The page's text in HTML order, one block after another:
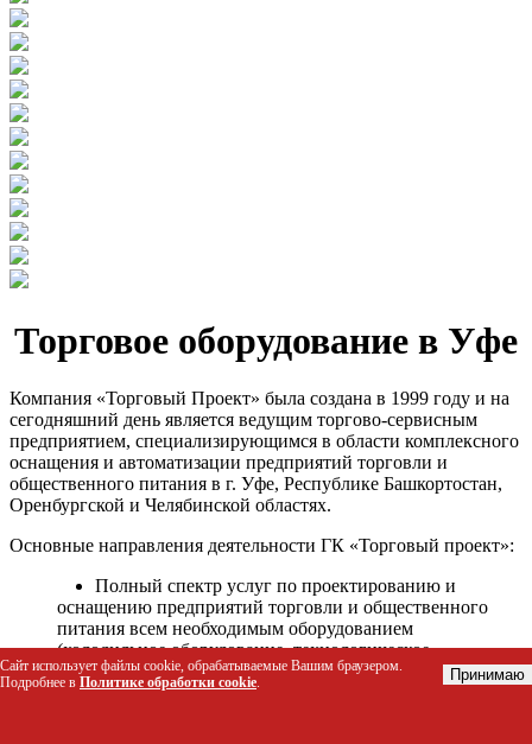
Торговое оборудование в Уфе
Компания «Торговый Проект» была создана в 1999 году и на
сегодняшний день является ведущим торгово-сервисным
предприятием, специализирующимся в области комплексного
оснащения и автоматизации предприятий торговли и
общественного питания в г. Уфе, Республике Башкортостан,
Оренбургской и Челябинской областях.
Основные направления деятельности ГК «Торговый проект»:
Полный спектр услуг по проектированию и
оснащению предприятий торговли и общественного
питания всем необходимым оборудованием
(холодильное оборудование, технологическое
оборудование, стеллажное оборудование и т.д.);
Автоматизация торговых процессов и внедрения
Сайт использует файлы cookie, обрабатываемые Вашим браузером.
Подробнее в Политике обработки cookie. Принимаю